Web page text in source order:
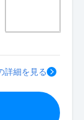
詳細を見る